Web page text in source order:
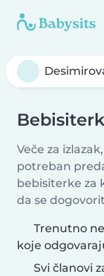
Veče za
potreban
bebisiterke za
da se
Trenutno
koje
Svi članovi